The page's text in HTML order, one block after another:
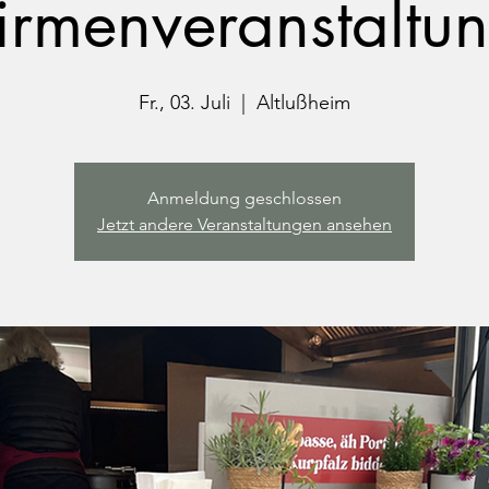
Fr., 03. Juli
  |
Altlußheim
Anmeldung geschlossen
Jetzt andere Veranstaltungen ansehen